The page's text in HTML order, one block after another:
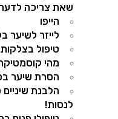
שאת צריכה
הייפו
לייזר לשיער
טיפול בצלקות
מהי
הסרת שיער
לנסות!